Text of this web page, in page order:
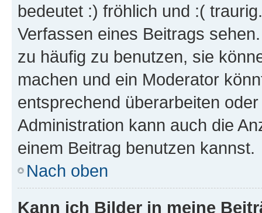
bedeutet :) fröhlich und :(
Verfassen eines Beitrags
zu häufig zu benutzen, sie
machen und ein Moderator
entsprechend überarbeiten
Administration kann auch die
einem Beitrag benutzen kannst.
Nach oben
Kann ich Bilder in meine